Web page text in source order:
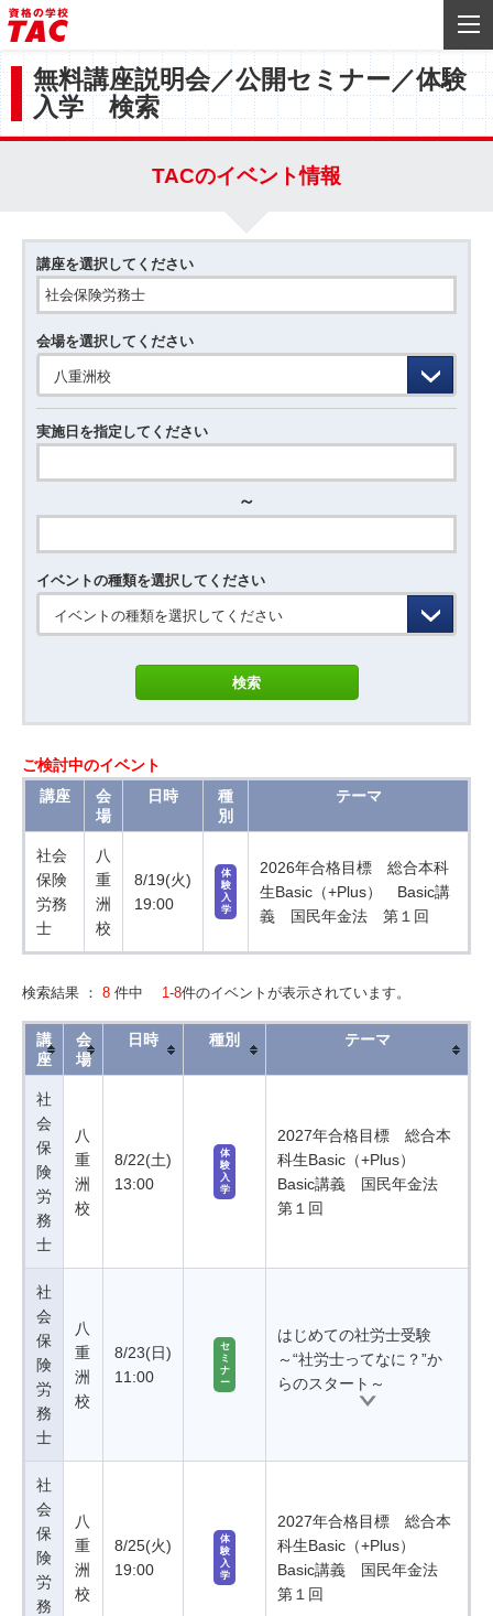
無料講座説明会／公開セミナー／体験
入学 検索
TACのイベント情報
講座を選択してください
会場を選択してください
八重洲校
実施日を指定してください
～
イベントの種類を選択してください
イベントの種類を選択してください
ご検討中のイベント
講座
会
場
日時
種
別
テーマ
社会
保険
労務
士
八
重
洲
校
8/19(火)
19:00
体
験
入
学
2026年合格目標 総合本科
生Basic（+Plus） Basic講
義 国民年金法 第１回
検索結果 ： 8 件中 1-8件のイベントが表示されています。
講
座
会
場
日時 種別 テーマ
社
会
保
険
労
務
士
八
重
洲
校
8/22(土)
13:00
体
験
入
学
2027年合格目標 総合本
科生Basic（+Plus）
Basic講義 国民年金法
第１回
社
会
保
険
労
務
士
八
重
洲
校
8/23(日)
11:00
セ
ミ
ナ
ー
はじめての社労士受験
～“社労士ってなに？”か
らのスタート～
社
会
保
険
労
務
八
重
洲
校
8/25(火)
19:00
体
験
入
学
2027年合格目標 総合本
科生Basic（+Plus）
Basic講義 国民年金法
第１回